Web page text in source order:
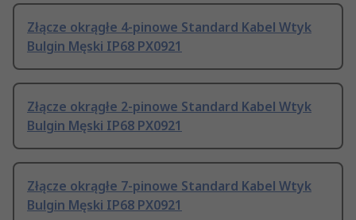
Złącze okrągłe 4-pinowe Standard Kabel Wtyk
Bulgin Męski IP68 PX0921
Złącze okrągłe 2-pinowe Standard Kabel Wtyk
Bulgin Męski IP68 PX0921
Złącze okrągłe 7-pinowe Standard Kabel Wtyk
Bulgin Męski IP68 PX0921